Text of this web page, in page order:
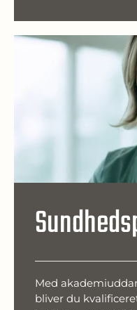
Med
bliver du